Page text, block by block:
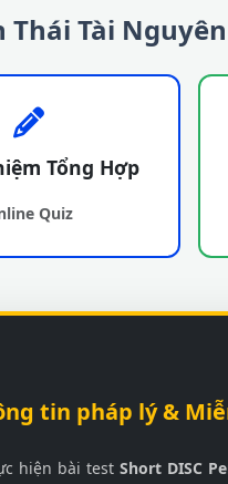
Thái Tài
Tổng Hợp
Quiz
tin pháp lý &
hiện bài testShort DISC